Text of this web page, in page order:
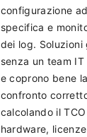
configurazione
specifica e
dei log. Soluzioni
senza un team
e coprono bene
confronto
calcolando il
hardware,